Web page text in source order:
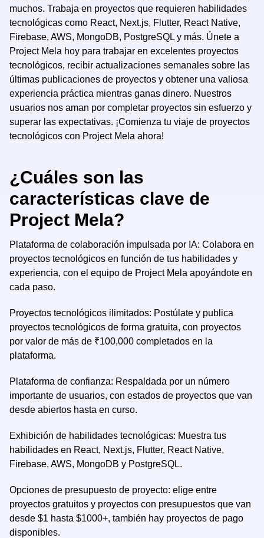
muchos. Trabaja en proyectos que requieren habilidades
tecnológicas como React, Next.js, Flutter, React Native,
Firebase, AWS, MongoDB, PostgreSQL y más. Únete a
Project Mela hoy para trabajar en excelentes proyectos
tecnológicos, recibir actualizaciones semanales sobre las
últimas publicaciones de proyectos y obtener una valiosa
experiencia práctica mientras ganas dinero. Nuestros
usuarios nos aman por completar proyectos sin esfuerzo y
superar las expectativas. ¡Comienza tu viaje de proyectos
tecnológicos con Project Mela ahora!
¿Cuáles son las
características clave de
Project Mela?
Plataforma de colaboración impulsada por IA: Colabora en
proyectos tecnológicos en función de tus habilidades y
experiencia, con el equipo de Project Mela apoyándote en
cada paso.
Proyectos tecnológicos ilimitados: Postúlate y publica
proyectos tecnológicos de forma gratuita, con proyectos
por valor de más de ₹100,000 completados en la
plataforma.
Plataforma de confianza: Respaldada por un número
importante de usuarios, con estados de proyectos que van
desde abiertos hasta en curso.
Exhibición de habilidades tecnológicas: Muestra tus
habilidades en React, Next.js, Flutter, React Native,
Firebase, AWS, MongoDB y PostgreSQL.
Opciones de presupuesto de proyecto: elige entre
proyectos gratuitos y proyectos con presupuestos que van
desde $1 hasta $1000+, también hay proyectos de pago
disponibles.